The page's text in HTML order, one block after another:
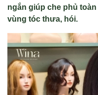
ngắn giúp che phủ
vùng tóc thưa, hói.